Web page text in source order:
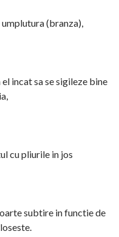
(branza),
incat sa se sigileze bine
cu pliurile in jos
subtire in functie de